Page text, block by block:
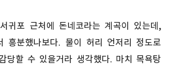
귀포 근처에 돈네코라는 계곡이 있는데,
흥분했나보다. 물이 허리 언저리 정도로
당할 수 있을거라 생각했다. 마치 목욕탕